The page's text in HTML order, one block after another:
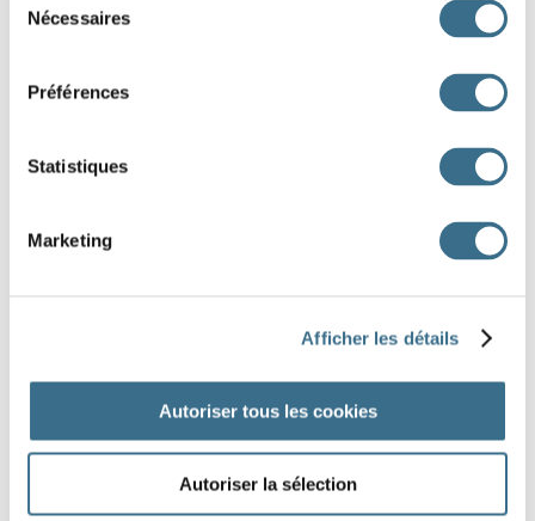
Nécessaires
Préférences
Statistiques
Marketing
Afficher les détails
Autoriser tous les cookies
Autoriser la sélection
nous
aurai chanté